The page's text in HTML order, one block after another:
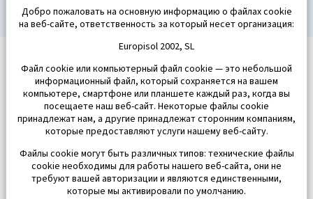
Добро пожаловать на основную информацию о файлах cookie
на веб-сайте, ответственность за который несет организация:
Europisol 2002, SL
Файл cookie или компьютерный файл cookie — это небольшой
информационный файл, который сохраняется на вашем
компьютере, смартфоне или планшете каждый раз, когда вы
посещаете наш веб-сайт. Некоторые файлы cookie
принадлежат нам, а другие принадлежат сторонним компаниям,
которые предоставляют услуги нашему веб-сайту.
Файлы cookie могут быть различных типов: технические файлы
cookie необходимы для работы нашего веб-сайта, они не
требуют вашей авторизации и являются единственными,
которые мы активировали по умолчанию.